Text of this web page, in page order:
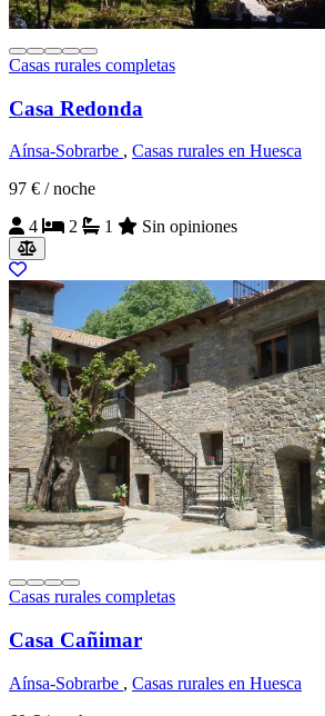
Casas rurales completas
Casa Redonda
Aínsa-Sobrarbe , Casas rurales en Huesca
97 € / noche
4
2 1 Sin opiniones
Casas rurales completas
Casa Cañimar
Aínsa-Sobrarbe , Casas rurales en Huesca